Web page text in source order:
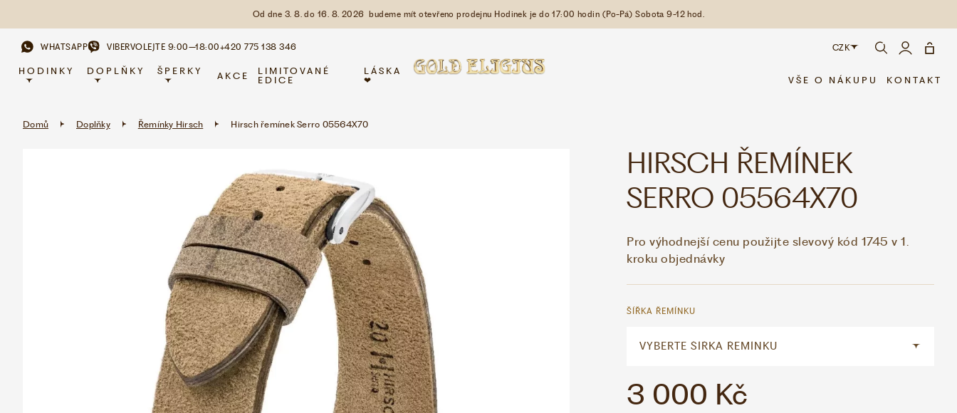
Od dne 3. 8. do 16. 8. 2026 budeme mít otevřeno prodejnu Hodinek je do 17:00 hodin (Po-Pá) Sobota 9-12 hod.
WHATSAPP VIBERVOLEJTE 9:00–18:00+420 775 138 346
HODINKY DOPLŇKY ŠPERKY AKCE
LIMITOVANÉ
EDICE
LÁSKA
❤
CZK
CZK
VŠE O NÁKUPU KONTAKT
Domů Doplňky Řemínky Hirsch Hirsch řemínek Serro 05564X70
HIRSCH ŘEMÍNEK
SERRO 05564X70
Pro výhodnejší cenu použijte slevový kód 1745 v 1.
kroku objednávky
ŠÍŘKA ŘEMÍNKU
3 000 Kč